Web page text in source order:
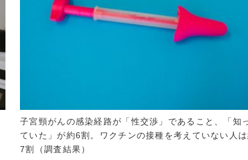
子宮頸がんの感染経路が「性交渉」であること、「知
ていた」が約6割。ワクチンの接種を考えていない人
7割（調査結果）